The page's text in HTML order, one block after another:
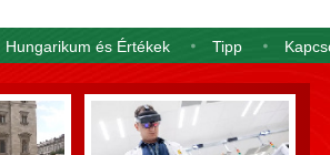
Hungarikum és Értékek Tipp